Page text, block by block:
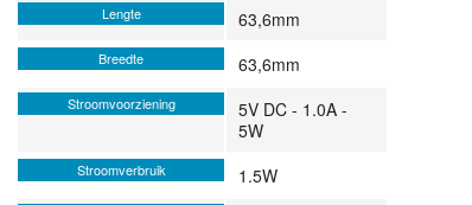
Lengte 63,6mm
Breedte 63,6mm
Stroomvoorziening
5V DC - 1.0A -
5W
Stroomverbruik 1.5W